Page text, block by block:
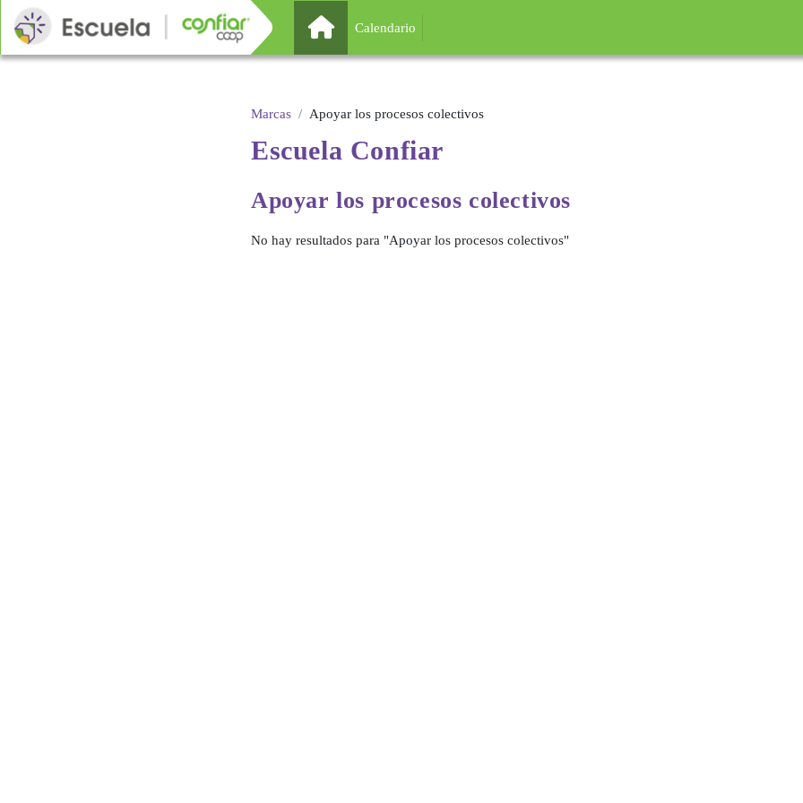
Salta al contenido principal
Página Principal
Calendario
Marcas Apoyar los procesos colectivos
Escuela Confiar
Apoyar los procesos colectivos
No hay resultados para "Apoyar los procesos colectivos"